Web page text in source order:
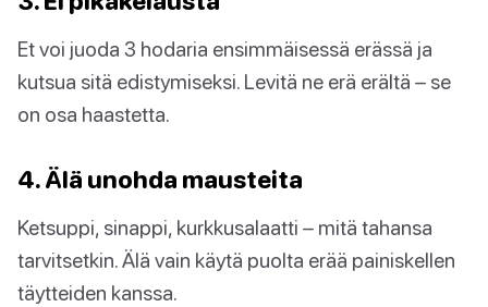
Et voi juoda 3 hodaria ensimmäisessä erässä ja
kutsua sitä edistymiseksi. Levitä ne erä erältä – se
on osa haastetta.
4. Älä unohda mausteita
Ketsuppi, sinappi, kurkkusalaatti – mitä tahansa
tarvitsetkin. Älä vain käytä puolta erää painiskellen
täytteiden kanssa.